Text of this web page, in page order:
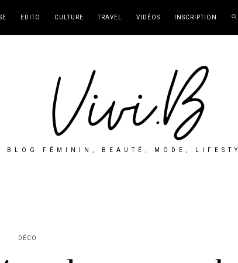
EDITO CULTURE TRAVEL VIDÉOS INSCRIPTION
BLOG FÉMININ, BEAUTÉ, MODE,
DÉCO